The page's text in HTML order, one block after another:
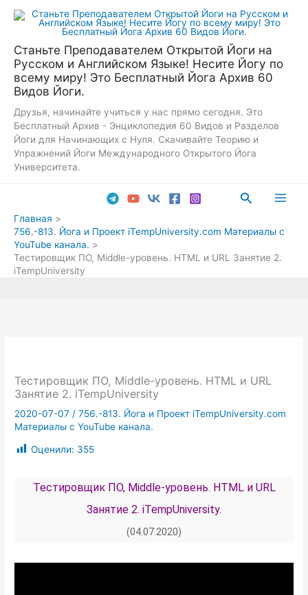
Перейти
Станьте Преподавателем Открытой Йоги на
Русском и Английском Языке! Несите Йогу по
всему миру! Это Бесплатный Йога Архив 60
Видов Йоги.
Друзья, начинайте учиться у нас прямо сегодня. Это
Бесплатный Архив - Энциклопедия 60 Видов и Разделов
Йоги для Начинающих с Нуля. Скачивайте Теорию и
Упражнений Йоги Международного Открытого Йога
Университета.
Поиск
Главная
756.-813. Йога и Проект iTempUniversity.com Материалы с
YouTube канала.
Тестировщик ПО, Middle-уровень. HTML и URL Занятие 2.
iTempUniversity
Тестировщик ПО, Middle-уровень. HTML и URL
Занятие 2. iTempUniversity
2020-07-07 /756.-813. Йога и Проект iTempUniversity.com
Материалы с YouTube канала.
Оценили: 355
Тестировщик ПО, Middle-уровень. HTML и URL
Занятие 2. iTempUniversity.
(04.07.2020)